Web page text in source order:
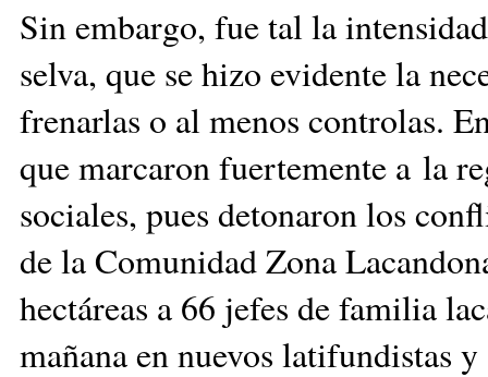
Sin embargo, fue tal la
selva, que se hizo evidente la
frenarlas o al menos controlas.
que marcaron fuertemente a la
sociales, pues detonaron los
de la Comunidad Zona
hectáreas a 66 jefes de familia
mañana en nuevos latifundistas